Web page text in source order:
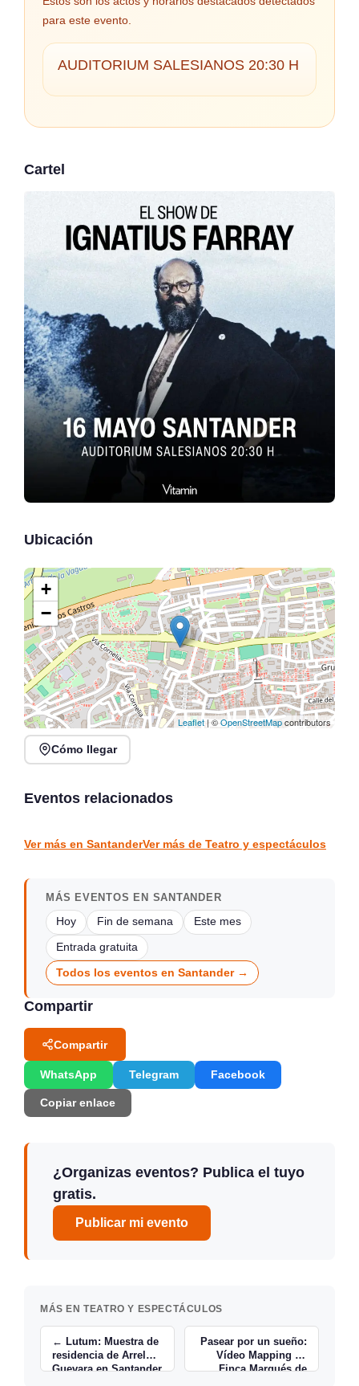
para este evento.
AUDITORIUM SALESIANOS 20:30 H
Cartel
Ubicación
+
−
Leaflet| ©OpenStreetMapcontributors
Cómo llegar
Eventos relacionados
Vuelve el Cabaret
Santander
Ver más en SantanderVer más de Teatro y espectáculos
MÁS EVENTOS EN SANTANDER
Hoy Fin de semana Este mes
Entrada gratuita
Todos los eventos en Santander →
Compartir
Compartir
WhatsApp Telegram Facebook
Copiar enlace
¿Organizas eventos? Publica el tuyo
gratis.
Publicar mi evento
MÁS EN TEATRO Y ESPECTÁCULOS
← Lutum: Muestra de
residencia de Arrel
Guevara en Santander
Pasear por un sueño:
Vídeo Mapping en
Finca Marqués de